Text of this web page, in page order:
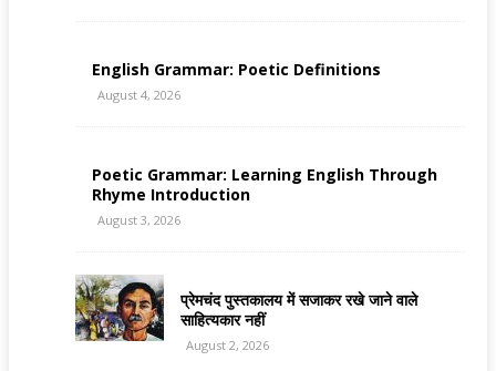
English Grammar: Poetic Definitions
August 4, 2026
Poetic Grammar: Learning English Through
Rhyme Introduction
August 3, 2026
प्रेमचंद पुस्तकालय में सजाकर रखे जाने वाले
साहित्यकार नहीं
August 2, 2026